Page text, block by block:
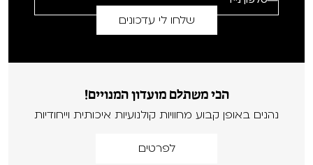
הכי משתלם מועדון המנויים!
נהנים באופן קבוע מחוויות קולנועיות איכותית וייחודיות
לפרטים